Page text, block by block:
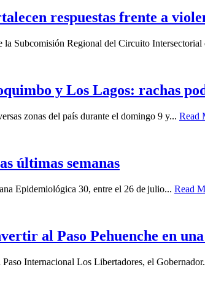
respuestas frente a
la Subcomisión Regional del Circuito
y Los Lagos: rachas
zonas del país durante el domingo 9 y... Read
últimas semanas
Epidemiológica 30, entre el 26 de julio... Read
al Paso Pehuenche en
Internacional Los Libertadores, el